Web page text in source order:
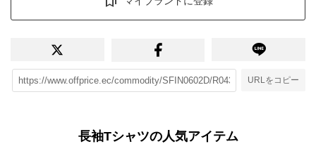
URLをコピー
長袖Tシャツの人気アイテム